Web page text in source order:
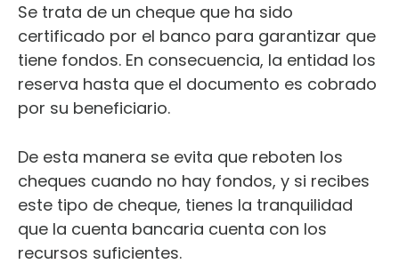
Se trata de un cheque que ha sido
certificado por el banco para garantizar que
tiene fondos. En consecuencia, la entidad los
reserva hasta que el documento es cobrado
por su beneficiario.
De esta manera se evita que reboten los
cheques cuando no hay fondos, y si recibes
este tipo de cheque, tienes la tranquilidad
que la cuenta bancaria cuenta con los
recursos suficientes.